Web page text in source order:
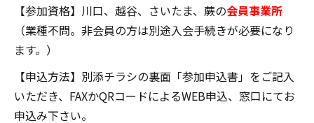
【参加資格】川口、越谷、さいたま、蕨の会員事業所
（業種不問。非会員の方は別途入会手続きが必要になり
ます。）
【申込方法】別添チラシの裏面「参加申込書」をご記入
いただき、FAXかQRコードによるWEB申込、窓口にてお
申込み下さい。